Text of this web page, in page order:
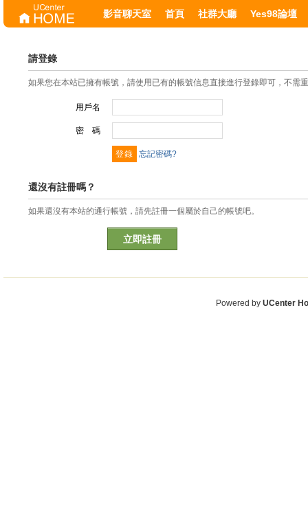
影音聊天室 首頁 社群大廳 Yes98論壇
請登錄
如果您在本站已擁有帳號，請使用已有的帳號信息直接進行登錄即可，不需
用戶名
密 碼
忘記密碼?
還沒有註冊嗎？
如果還沒有本站的通行帳號，請先註冊一個屬於自己的帳號吧。
立即註冊
Powered by UCenter